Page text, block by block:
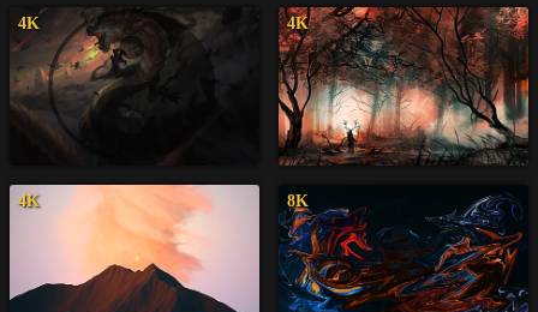
4K 4K
4K 8K